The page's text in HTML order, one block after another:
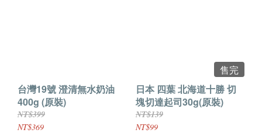
台灣19號 澄清無水奶油
400g (原裝)
NT$399
NT$369
售完
日本 四葉 北海道十勝 切
塊切達起司30g(原裝)
NT$139
NT$99